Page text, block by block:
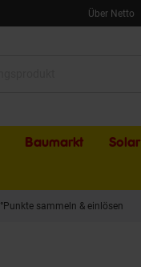
Über Netto
Baumarkt Solar
°Punkte sammeln & einlösen